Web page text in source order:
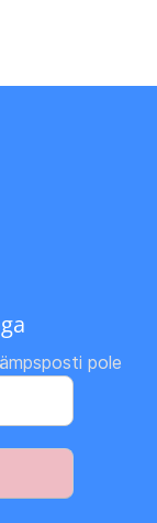
pole